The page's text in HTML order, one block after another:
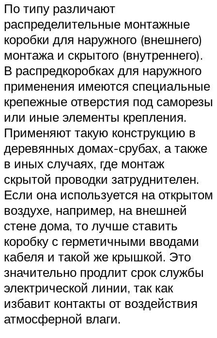
По типу различают
распределительные монтажные
коробки для наружного (внешнего)
монтажа и скрытого (внутреннего).
В распредкоробках для наружного
применения имеются специальные
крепежные отверстия под саморезы
или иные элементы крепления.
Применяют такую конструкцию в
деревянных домах-срубах, а также
в иных случаях, где монтаж
скрытой проводки затруднителен.
Если она используется на открытом
воздухе, например, на внешней
стене дома, то лучше ставить
коробку с герметичными вводами
кабеля и такой же крышкой. Это
значительно продлит срок службы
электрической линии, так как
избавит контакты от воздействия
атмосферной влаги.